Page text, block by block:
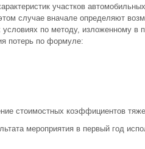
участков
случае вначале определяют
по методу, изложенному в
потерь по формуле:
стоимостных коэффициентов
мероприятия в первый год